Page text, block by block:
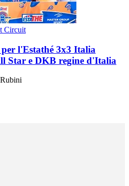
Circuit
l'Estathé 3x3 Italia
Star e DKB regine d'Italia